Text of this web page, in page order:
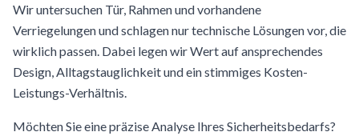
Wir untersuchen Tür, Rahmen und vorhandene
Verriegelungen und schlagen nur technische Lösungen vor, die
wirklich passen. Dabei legen wir Wert auf ansprechendes
Design, Alltagstauglichkeit und ein stimmiges Kosten-
Leistungs-Verhältnis.
Möchten Sie eine präzise Analyse Ihres Sicherheitsbedarfs?